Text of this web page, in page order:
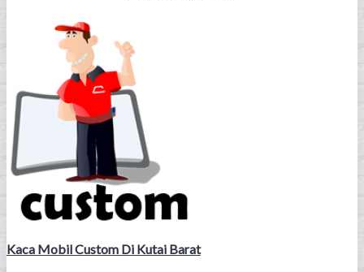
Kaca Mobil Custom Di Kutai Barat